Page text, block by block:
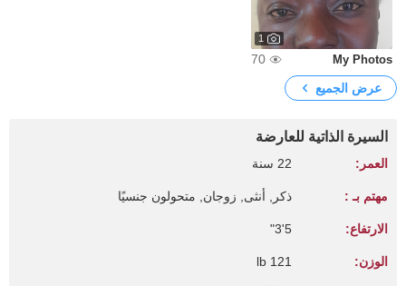
1
My Photos
70
عرض الجميع
السيرة الذاتية للعارضة
العمر: 22 سنة
مهتم بـ : ذكر, أنثى, زوجان, متحولون جنسيًا
الارتفاع: 5'3"
الوزن: 121 lb